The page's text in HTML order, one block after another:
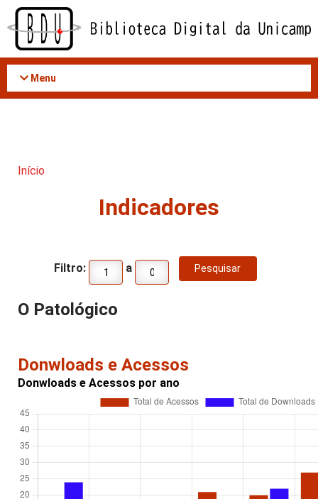
Acessar
conteúdo
Menu
Início
Indicadores
Filtro: a
O Patológico
Donwloads e Acessos
Donwloads e Acessos por ano